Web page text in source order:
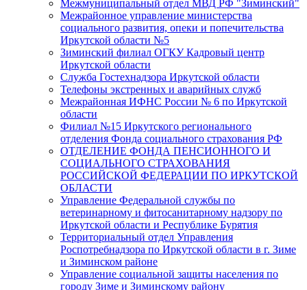
Межмуниципальный отдел МВД РФ "Зиминский"
Межрайонное управление министерства
социального развития, опеки и попечительства
Иркутской области №5
Зиминский филиал ОГКУ Кадровый центр
Иркутской области
Служба Гостехнадзора Иркутской области
Телефоны экстренных и аварийных служб
Межрайонная ИФНС России № 6 по Иркутской
области
Филиал №15 Иркутского регионального
отделения Фонда социального страхования РФ
ОТДЕЛЕНИЕ ФОНДА ПЕНСИОННОГО И
СОЦИАЛЬНОГО СТРАХОВАНИЯ
РОССИЙСКОЙ ФЕДЕРАЦИИ ПО ИРКУТСКОЙ
ОБЛАСТИ
Управление Федеральной службы по
ветеринарному и фитосанитарному надзору по
Иркутской области и Республике Бурятия
Территориальный отдел Управления
Роспотребнадзора по Иркутской области в г. Зиме
и Зиминском районе
Управление социальной защиты населения по
городу Зиме и Зиминскому району